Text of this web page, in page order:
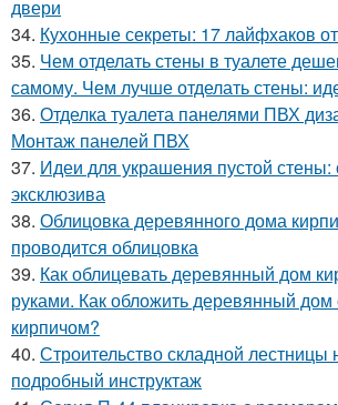
двери
34. Кухонные секреты: 17 лайфхаков
35. Чем отделать стены в туалете
самому. Чем лучше отделать стены:
36. Отделка туалета панелями ПВХ
Монтаж панелей ПВХ
37. Идеи для украшения пустой стены:
эксклюзива
38. Облицовка деревянного дома
проводится облицовка
39. Как облицевать деревянный дом
руками. Как обложить деревянный
кирпичом?
40. Строительство складной лестницы
подробный инструктаж